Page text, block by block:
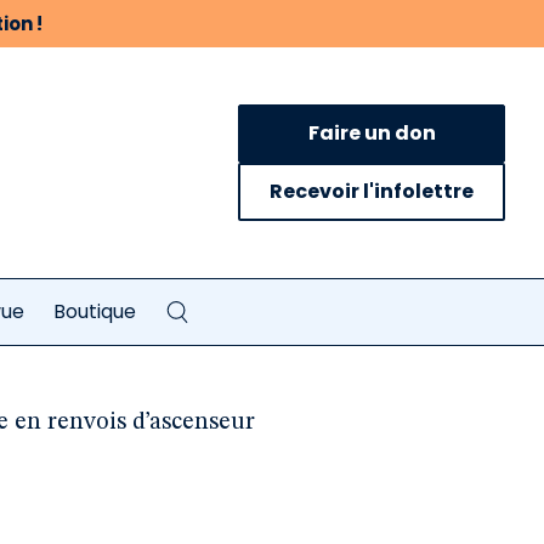
!
Faire un don
Recevoir l'infolettre
Boutique
renvois d’ascenseur